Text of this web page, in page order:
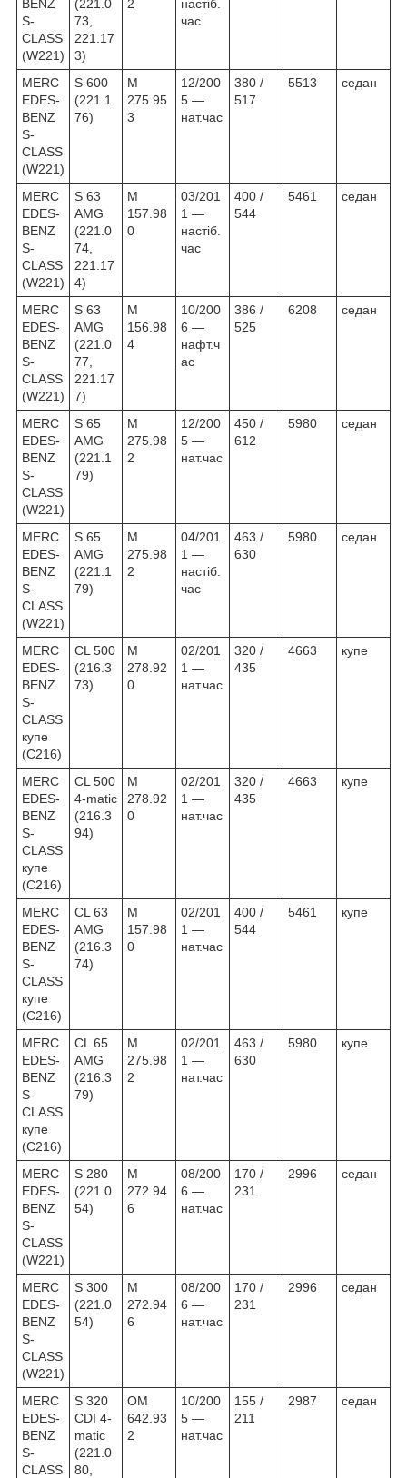
BENZ
S-
CLASS
(W221)
(221.0
73,
221.17
3)
2
настіб.
час
MERC
EDES-
BENZ
S-
CLASS
(W221)
S 600
(221.1
76)
M
275.95
3
12/200
5 —
нат.час
380 /
517
5513 седан
MERC
EDES-
BENZ
S-
CLASS
(W221)
S 63
AMG
(221.0
74,
221.17
4)
M
157.98
0
03/201
1 —
настіб.
час
400 /
544
5461 седан
MERC
EDES-
BENZ
S-
CLASS
(W221)
S 63
AMG
(221.0
77,
221.17
7)
M
156.98
4
10/200
6 —
нафт.ч
ас
386 /
525
6208 седан
MERC
EDES-
BENZ
S-
CLASS
(W221)
S 65
AMG
(221.1
79)
M
275.98
2
12/200
5 —
нат.час
450 /
612
5980 седан
MERC
EDES-
BENZ
S-
CLASS
(W221)
S 65
AMG
(221.1
79)
M
275.98
2
04/201
1 —
настіб.
час
463 /
630
5980 седан
MERC
EDES-
BENZ
S-
CLASS
купе
(C216)
CL 500
(216.3
73)
M
278.92
0
02/201
1 —
нат.час
320 /
435
4663 купе
MERC
EDES-
BENZ
S-
CLASS
купе
(C216)
CL 500
4-matic
(216.3
94)
M
278.92
0
02/201
1 —
нат.час
320 /
435
4663 купе
MERC
EDES-
BENZ
S-
CLASS
купе
(C216)
CL 63
AMG
(216.3
74)
M
157.98
0
02/201
1 —
нат.час
400 /
544
5461 купе
MERC
EDES-
BENZ
S-
CLASS
купе
(C216)
CL 65
AMG
(216.3
79)
M
275.98
2
02/201
1 —
нат.час
463 /
630
5980 купе
MERC
EDES-
BENZ
S-
CLASS
(W221)
S 280
(221.0
54)
M
272.94
6
08/200
6 —
нат.час
170 /
231
2996 седан
MERC
EDES-
BENZ
S-
CLASS
(W221)
S 300
(221.0
54)
M
272.94
6
08/200
6 —
нат.час
170 /
231
2996 седан
MERC
EDES-
BENZ
S-
CLASS
S 320
CDI 4-
matic
(221.0
80,
OM
642.93
2
10/200
5 —
нат.час
155 /
211
2987 седан